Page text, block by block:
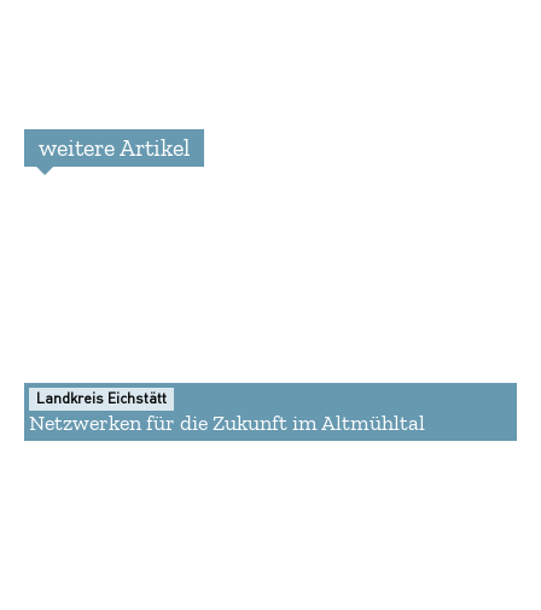
weitere Artikel
Landkreis Eichstätt
Netzwerken für die Zukunft im Altmühltal